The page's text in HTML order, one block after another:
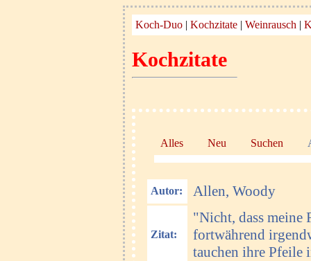
Koch-Duo | Kochzitate | Weinrausch |
Kochzitate
Alles Neu Suchen
Autor: Allen, Woody
Zitat:
"Nicht, dass meine
fortwährend
tauchen ihre Pfeile